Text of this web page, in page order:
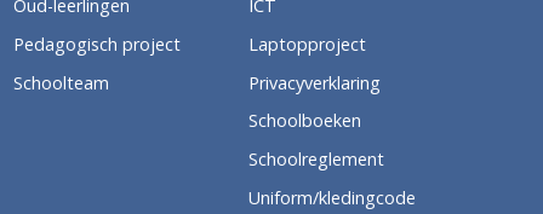
Oud-leerlingen
Pedagogisch project
Schoolteam
ICT
Laptopproject
Privacyverklaring
Schoolboeken
Schoolreglement
Uniform/kledingcode